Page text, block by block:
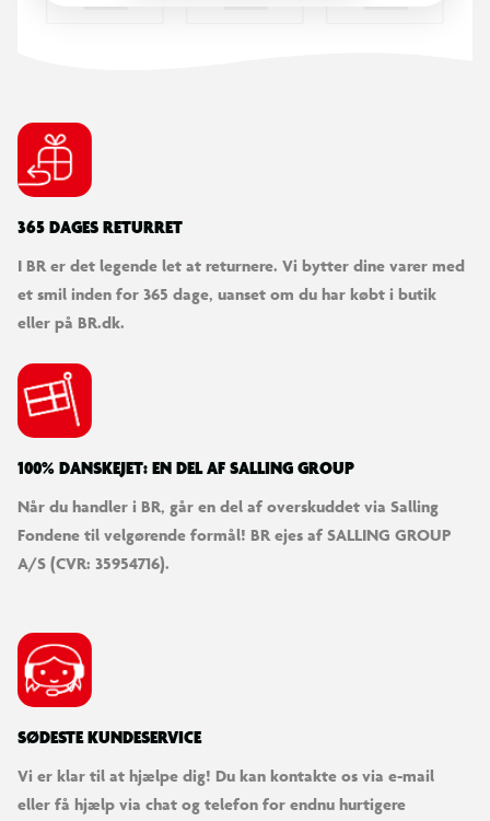
365 DAGES RETURRET
I BR er det legende let at returnere. Vi bytter dine varer med
et smil inden for 365 dage, uanset om du har købt i butik
eller på BR.dk.
100% DANSKEJET: EN DEL AF SALLING GROUP
Når du handler i BR, går en del af overskuddet via Salling
Fondene til velgørende formål! BR ejes af SALLING GROUP
A/S (CVR: 35954716).
SØDESTE KUNDESERVICE
Vi er klar til at hjælpe dig! Du kan kontakte os via e-mail
eller få hjælp via chat og telefon for endnu hurtigere